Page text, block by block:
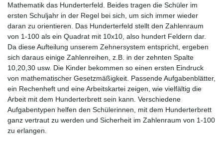
Mathematik das Hunderterfeld. Beides tragen die Schüler im
ersten Schuljahr in der Regel bei sich, um sich immer wieder
daran zu orientieren. Das Hunderterfeld stellt den Zahlenraum
von 1-100 als ein Quadrat mit 10x10, also hundert Feldern dar.
Da diese Aufteilung unserem Zehnersystem entspricht, ergeben
sich daraus einige Zahlenreihen, z.B. in der zehnten Spalte
10,20,30 usw. Die Kinder bekommen so einen ersten Eindruck
von mathematischer Gesetzmäßigkeit. Passende Aufgabenblätter,
ein Rechenheft und eine Arbeitskartei zeigen, wie vielfältig die
Arbeit mit dem Hunderterbrett sein kann. Verschiedene
Aufgabentypen helfen den Schülerinnen, mit dem Hunderterbrett
ganz vertraut zu werden und Sicherheit im Zahlenraum von 1-100
zu erlangen.